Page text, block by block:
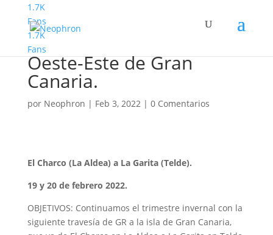
1.7K
Fans
1.7K
Fans
Montañismo. Travesía
Oeste-Este de Gran
Canaria.
por Neophron | Feb 3, 2022| 0 Comentarios
El Charco (La Aldea) a La Garita (Telde).
19 y 20 de febrero 2022.
OBJETIVOS: Continuamos el trimestre invernal con la
siguiente travesía de GR a la isla de Gran Canaria,